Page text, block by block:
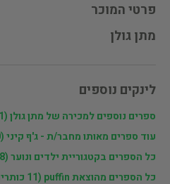
פרטי המוכר
מתן גולן
לינקים נוספים
ספרים נוספים למכירה של מתן גולן (11 כותרים)
עוד ספרים מאותו מחבר/ת - ג'ף קיני (130 כותרים)
כל הספרים בקטגוריית ילדים ונוער (13,158 כותרים)
כל הספרים מהוצאת puffin (11 כותרים)